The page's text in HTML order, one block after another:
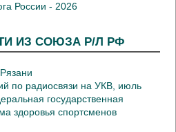
России - 2026
ИЗ СОЮЗА Р/Л РФ
по радиосвязи на УКВ, июль
государственная
здоровья спортсменов